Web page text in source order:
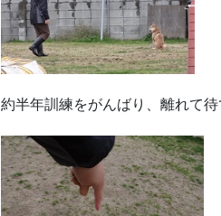
約半年訓練をがんばり、離れて